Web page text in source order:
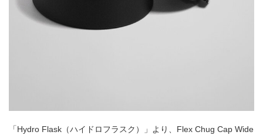
「Hydro Flask（ハイドロフラスク）」より、Flex Chug Cap Wide